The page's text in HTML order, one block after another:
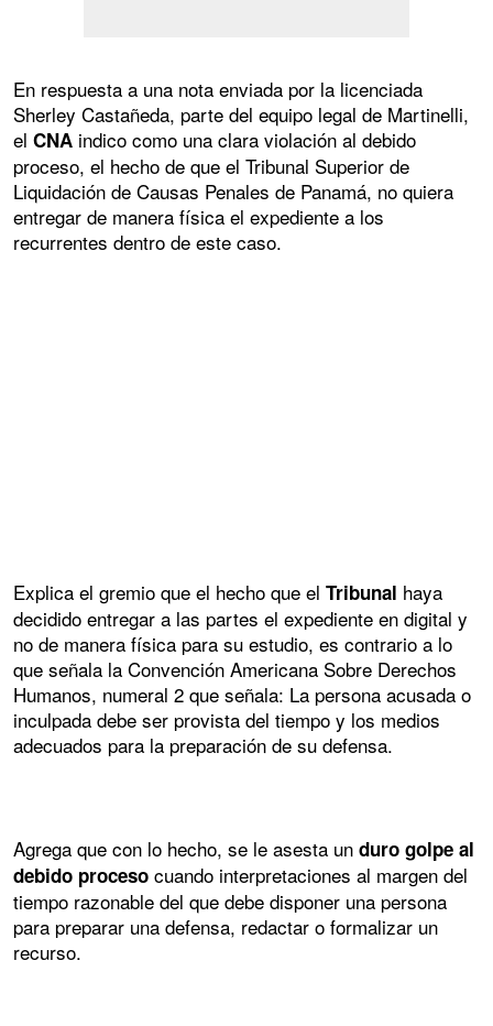
En respuesta a una nota enviada por la licenciada
Sherley Castañeda, parte del equipo legal de Martinelli,
el CNA indico como una clara violación al debido
proceso, el hecho de que el Tribunal Superior de
Liquidación de Causas Penales de Panamá, no quiera
entregar de manera física el expediente a los
recurrentes dentro de este caso.
Explica el gremio que el hecho que el Tribunal haya
decidido entregar a las partes el expediente en digital y
no de manera física para su estudio, es contrario a lo
que señala la Convención Americana Sobre Derechos
Humanos, numeral 2 que señala: La persona acusada o
inculpada debe ser provista del tiempo y los medios
adecuados para la preparación de su defensa.
Agrega que con lo hecho, se le asesta un duro golpe al
debido proceso cuando interpretaciones al margen del
tiempo razonable del que debe disponer una persona
para preparar una defensa, redactar o formalizar un
recurso.